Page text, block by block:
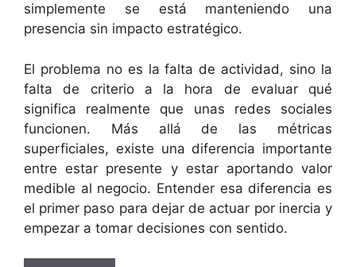
simplemente se está manteniendo una
presencia sin impacto estratégico.
El problema no es la falta de actividad, sino la
falta de criterio a la hora de evaluar qué
significa realmente que unas redes sociales
funcionen. Más allá de las métricas
superficiales, existe una diferencia importante
entre estar presente y estar aportando valor
medible al negocio. Entender esa diferencia es
el primer paso para dejar de actuar por inercia y
empezar a tomar decisiones con sentido.